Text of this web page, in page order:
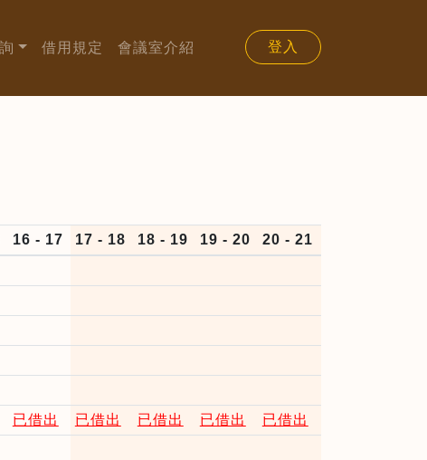
借用規定 會議室介紹 登入
16 - 17 17 - 18 18 - 19 19 - 20
20 - 21
已借出 已借出 已借出 已借出
已借出